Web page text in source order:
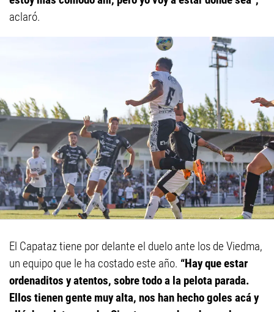
aclaró.
El Capataz tiene por delante el duelo ante los de Viedma,
un equipo que le ha costado este año. “Hay que estar
ordenaditos y atentos, sobre todo a la pelota parada.
Ellos tienen gente muy alta, nos han hecho goles acá y